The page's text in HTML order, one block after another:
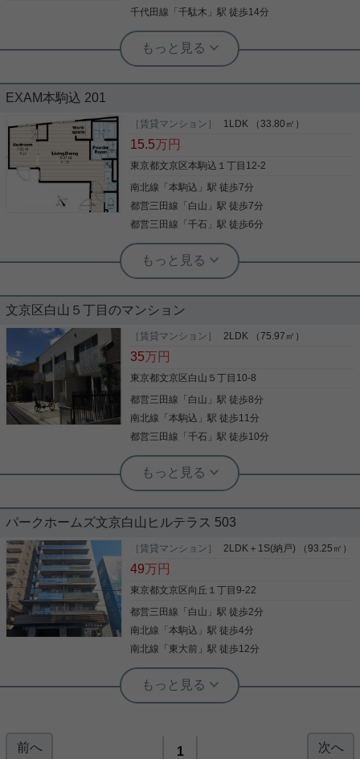
ており、生活利便性は申し分ありません。 落ち着い
た文教地区の治安の良さと、暮らしやすさを兼ね備
えたエリアで新生活をスタートしませんか？ お気軽
にお問い合わせください！
千代田線 「千駄木 」駅 徒歩14分
実用春日ホーム 白山店 田村貴司
6階南・西・北 三票角部屋につき通風
い頂いております。 6階三方角部屋で日当たり&通風
&眺望良好のお部屋です。 ◆ペット飼育相談可（飼
育細則による） ◆室内リフォーム履歴あり 2015
年 フローリング・クロス張り替え、トイレ交換、
2021年 給湯器交換 2024年 エアコン交換（洋
室6.3） 6月末退居予定のお部屋です。 入居可能日な
どお問い合わせは白山店までお問い合わせくださ
い。
EXAM本駒込 201
［賃貸マンション］ 1LDK （33.80㎡）
15.5万円
東京都文京区本駒込１丁目12-2
南北線 「本駒込 」駅 徒歩7分
都営三田線 「 白山 」駅 徒歩7分
都営三田線 「千石 」駅 徒歩6分
実用春日ホーム 春日町店 堀江健太郎
築浅でおしゃれな物件！うれしい礼金
での住まいなら、住み心地も快適な「EXAM本駒
込」はいかがでしょうか。荷物を注文する時に時間
を気にしなくてよくなる宅配ボックスを共用部に備
えています。室内設備はエアコン・全居室フローリ
ーネットが繋がっているお住まい、回線快適です。
利便性の良い角部屋なら夏を快適に涼しく過ごす事
が可能です。お引越を考えているが、住まいが決ま
らないとお悩みの方、当社のオススメ物件はいかが
でしょうか？多種多様な物件情報を取り扱っており
ますので、きっとご希望の物件が見つかるはずで
す。
写真(9)
文京区白山５丁目のマンション
［賃貸マンション］ 2LDK （75.97㎡）
35万円
東京都文京区白山５丁目10-8
都営三田線 「 白山 」駅 徒歩8分
南北線 「本駒込 」駅 徒歩11分
都営三田線 「千石 」駅 徒歩10分
根津駅前センター（実用根津ホーム株式会社 根津駅前センター） スタ
ッフ小西
車庫付きデザイナーズ物件
室内設備は洗面所独立・浴室乾燥機・食器洗乾燥機
など充実した設備を備え付けています。知らない人
が来た時でも玄関を開けずに顔を確認できるTVイン
ターホンが付いております。収納はシューズボック
理がしやすく便利です。災害に対する備えを考える
なら、耐久性のあるRC造りの物件はいかがでしょう
か。こちらの物件は月々の家賃が35万円のお部屋で
す。文京区エリアの賃貸情報が実用根津ホーム根津
駅前センターには豊富にございます。お電話03-
3822-6150、Eメールinfo12@jkhome.comにてお気
軽にお問い合わせください。
写真(9)
パークホームズ文京白山ヒルテラス 503
［賃貸マンション］ 2LDK＋1S(納戸) （93.25㎡）
49万円
東京都文京区向丘１丁目9-22
都営三田線 「 白山 」駅 徒歩2分
南北線 「本駒込 」駅 徒歩4分
南北線 「 東大前 」駅 徒歩12分
実用春日ホーム 茗荷谷店 堀田枝里
白山駅より徒歩2分！新築分譲マンショ
白山駅徒歩2分の駅近新築分譲マンション！ 2SLDK
前へ 1 次へ